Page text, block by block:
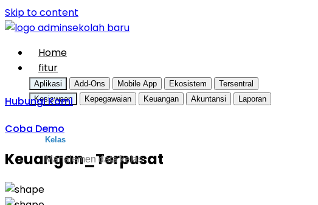
Skip to content
Home
fitur
Aplikasi Add-Ons Mobile App Ekosistem
Tersentral
Kesiswaan
Kepegawaian Keuangan Akuntansi Laporan
Kelas
Manajemen data kelas
Hubungi Kami
Coba Demo
Keuangan_Terpusat